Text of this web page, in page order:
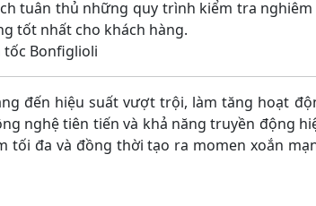
tuân thủ những quy trình kiểm tra
tốt nhất cho khách hàng.
Bonfiglioli
đến hiệu suất vượt trội, làm tăng hoạt
nghệ tiên tiến và khả năng truyền động
tối đa và đồng thời tạo ra momen xoắn